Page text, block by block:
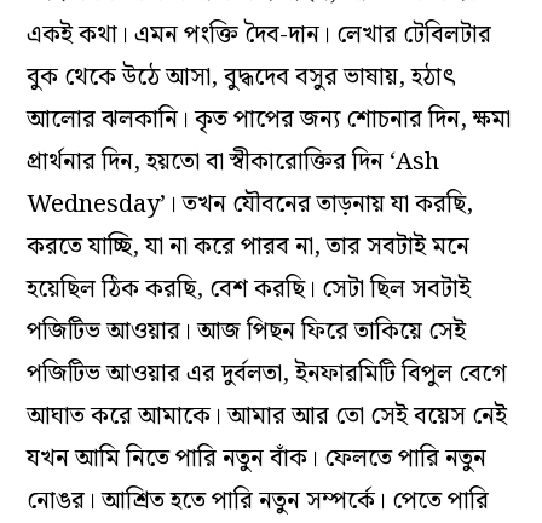
একই কথা। এমন পংক্তি দৈব-দান। লেখার টেবিলটার
বুক থেকে উঠে আসা, বুদ্ধদেব বসুর ভাষায়, হঠাৎ
আলোর ঝলকানি। কৃত পাপের জন্য শোচনার দিন, ক্ষমা
প্রার্থনার দিন, হয়তো বা স্বীকারোক্তির দিন ‘Ash
Wednesday’। তখন যৌবনের তাড়নায় যা করছি,
করতে যাচ্ছি, যা না করে পারব না, তার সবটাই মনে
হয়েছিল ঠিক করছি, বেশ করছি। সেটা ছিল সবটাই
পজিটিভ আওয়ার। আজ পিছন ফিরে তাকিয়ে সেই
পজিটিভ আওয়ার এর দুর্বলতা, ইনফারমিটি বিপুল বেগে
আঘাত করে আমাকে। আমার আর তো সেই বয়েস নেই
যখন আমি নিতে পারি নতুন বাঁক। ফেলতে পারি নতুন
নোঙর। আশ্রিত হতে পারি নতুন সম্পর্কে। পেতে পারি